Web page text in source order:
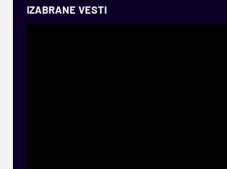
IZABRANE VESTI